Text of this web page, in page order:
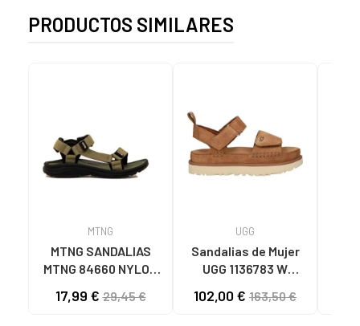
PRODUCTOS SIMILARES
MTNG
MTNG SANDALIAS
MTNG 84660 NYLON
C59785 - - NYLON
17,99 €29,45 €
UGG
Sandalias de Mujer
UGG 1136783 W
CHESTNUT
102,00 € 163,50 €